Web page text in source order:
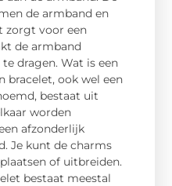
de armband en
zorgt voor een
de armband
dragen. Wat is een
bracelet, ook wel een
bestaat uit
worden
afzonderlijk
Je kunt de charms
of uitbreiden.
bestaat meestal